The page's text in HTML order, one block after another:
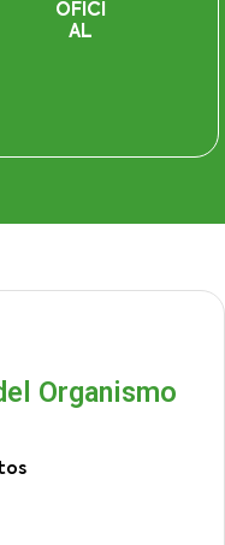
OFICI
AL
Organismo